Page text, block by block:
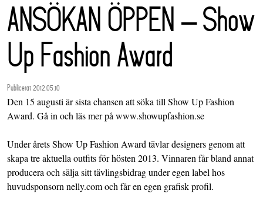
ANSÖKAN ÖPPEN – Show
Up Fashion Award
Publicerat 2012.05.10
Den 15 augusti är sista chansen att söka till Show Up Fashion
Award. Gå in och läs mer på www.showupfashion.se
Under årets Show Up Fashion Award tävlar designers genom att
skapa tre aktuella outfits för hösten 2013. Vinnaren får bland annat
producera och sälja sitt tävlingsbidrag under egen label hos
huvudsponsorn nelly.com och får en egen grafisk profil.